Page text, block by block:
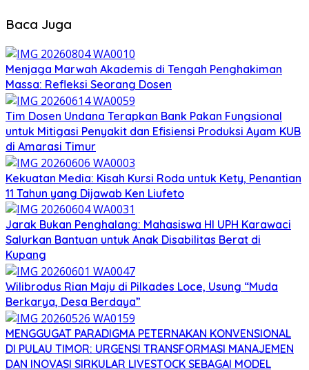
Baca Juga
Menjaga Marwah Akademis di Tengah Penghakiman
Massa: Refleksi Seorang Dosen
Tim Dosen Undana Terapkan Bank Pakan Fungsional
untuk Mitigasi Penyakit dan Efisiensi Produksi Ayam KUB
di Amarasi Timur
Kekuatan Media: Kisah Kursi Roda untuk Kety, Penantian
11 Tahun yang Dijawab Ken Liufeto
Jarak Bukan Penghalang: Mahasiswa HI UPH Karawaci
Salurkan Bantuan untuk Anak Disabilitas Berat di
Kupang
Wilibrodus Rian Maju di Pilkades Loce, Usung “Muda
Berkarya, Desa Berdaya”
MENGGUGAT PARADIGMA PETERNAKAN KONVENSIONAL
DI PULAU TIMOR: URGENSI TRANSFORMASI MANAJEMEN
DAN INOVASI SIRKULAR LIVESTOCK SEBAGAI MODEL